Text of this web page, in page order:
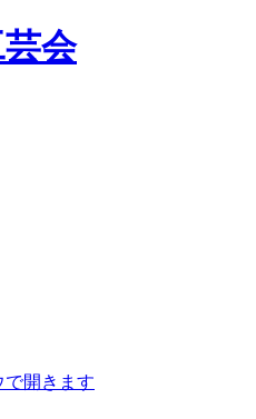
で開きます